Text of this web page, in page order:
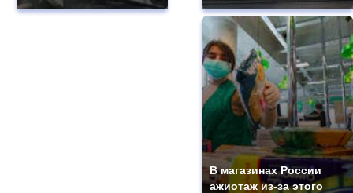
В магазинах России
ажиотаж из-за этого